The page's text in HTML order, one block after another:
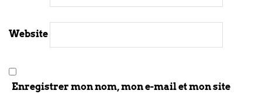
Website
Enregistrer mon nom, mon e-mail et mon site